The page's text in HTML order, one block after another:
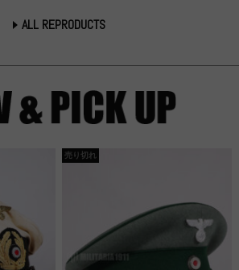
ALL REPRODUCTS
売り切れ